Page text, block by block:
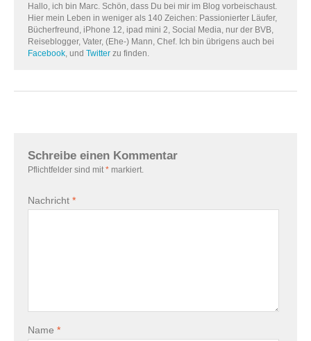
Hallo, ich bin Marc. Schön, dass Du bei mir im Blog vorbeischaust.
Hier mein Leben in weniger als 140 Zeichen: Passionierter Läufer,
Bücherfreund, iPhone 12, ipad mini 2, Social Media, nur der BVB,
Reiseblogger, Vater, (Ehe-) Mann, Chef. Ich bin übrigens auch bei
Facebook, und Twitter zu finden.
Schreibe einen Kommentar
Pflichtfelder sind mit * markiert.
Nachricht *
Name *